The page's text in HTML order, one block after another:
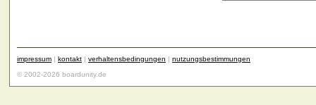
impressum | kontakt | verhaltensbedingungen | nutzungsbestimmungen
© 2002-2026 boardunity.de